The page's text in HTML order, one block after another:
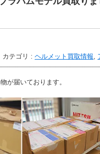
カテゴリ : ヘルメット買取情報
が届いております。